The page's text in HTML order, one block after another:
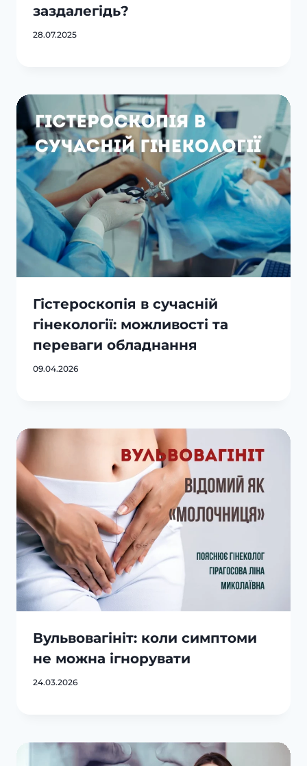
заздалегідь?
28.07.2025
Гістероскопія в сучасній
гінекології: можливості та
переваги обладнання
09.04.2026
Вульвовагініт: коли симптоми
не можна ігнорувати
24.03.2026